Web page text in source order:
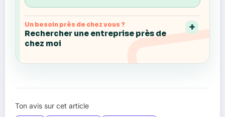
Un besoin près de chez vous ?
Rechercher une entreprise près de
chez moi
Ton avis sur cet article